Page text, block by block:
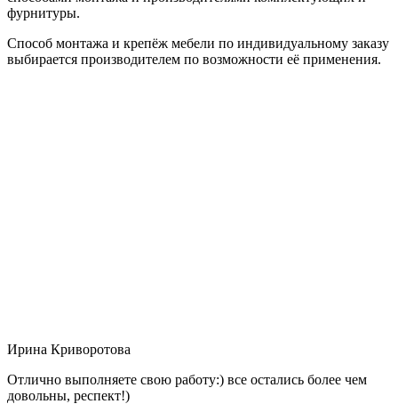
фурнитуры.
Способ монтажа и крепёж мебели по индивидуальному заказу
выбирается производителем по возможности её применения.
Ирина Криворотова
Отлично выполняете свою работу:) все остались более чем
довольны, респект!)